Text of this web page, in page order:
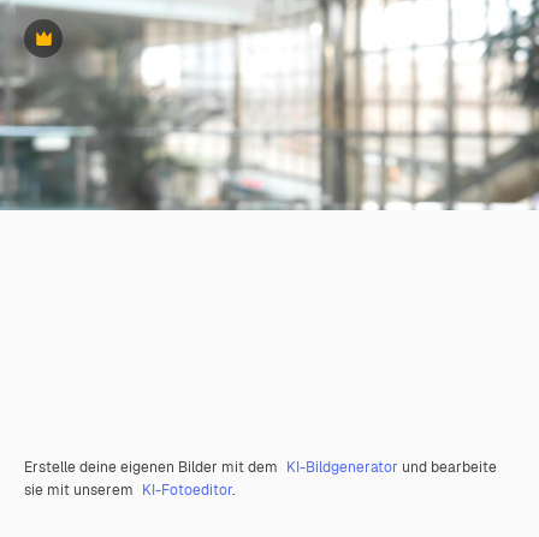
Premium
Erstelle deine eigenen Bilder mit dem KI-Bildgenerator und bearbeite
sie mit unserem KI-Fotoeditor.